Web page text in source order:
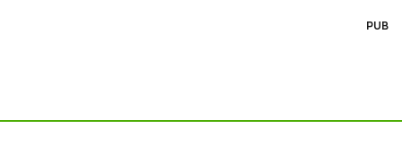
PUB